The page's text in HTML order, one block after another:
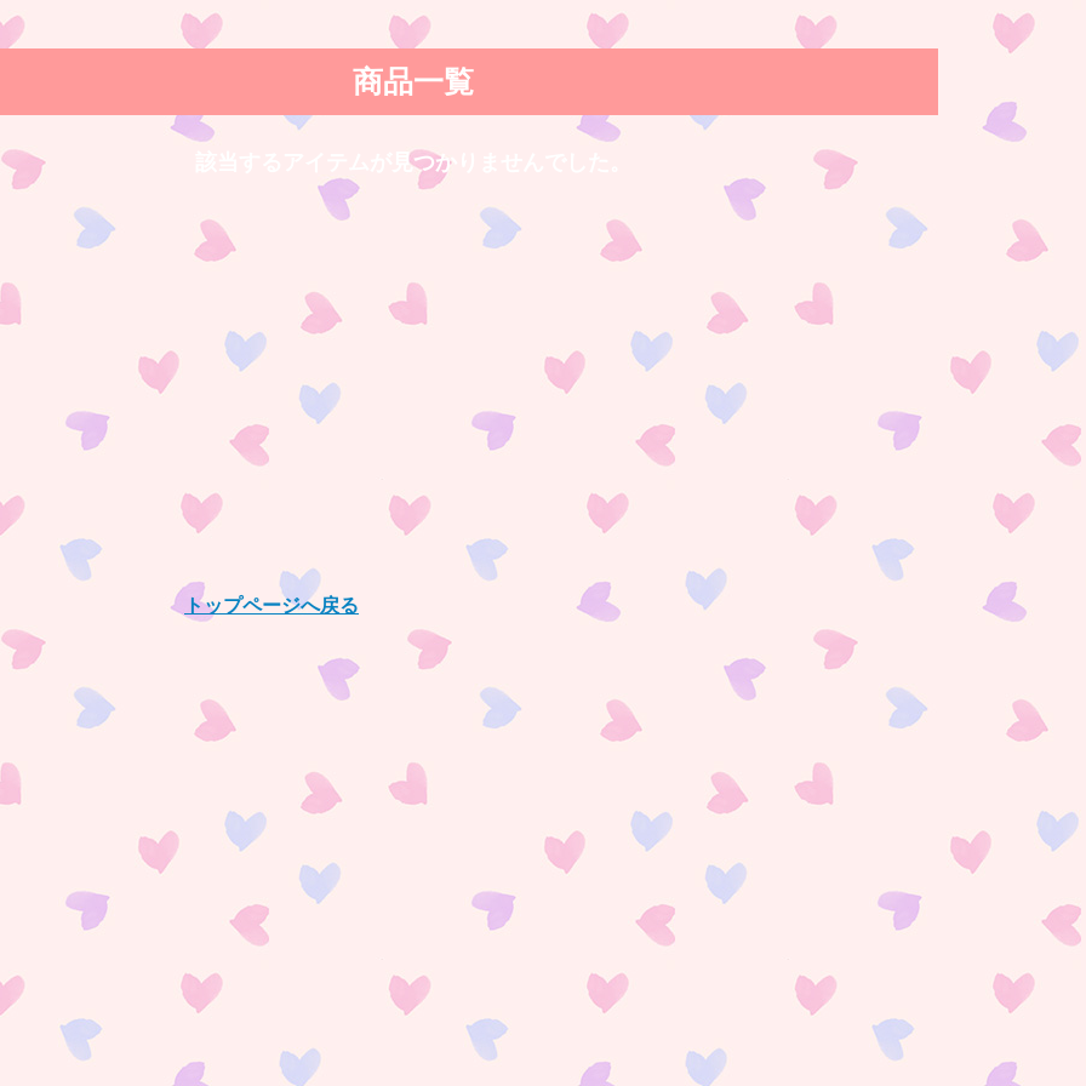
商品一覧
該当するアイテムが見つかりませんでした。
トップページへ戻る